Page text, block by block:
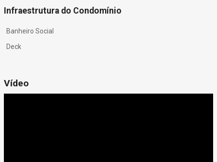
Infraestrutura do Condomínio
Banheiro Social
Deck
Vídeo